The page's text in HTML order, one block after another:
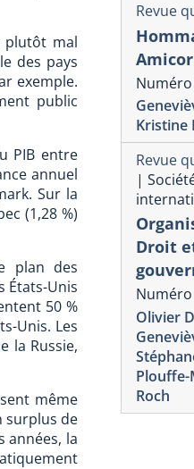
plutôt mal
des pays
exemple.
public
PIB entre
annuel
Sur la
(1,28 %)
plan des
États-Unis
50 %
Unis. Les
la Russie,
même
surplus de
années, la
Revue
Kristine
Revue
|
Droit
Olivier
Roch